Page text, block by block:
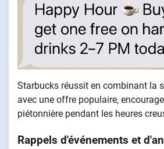
Starbucks réussit en combinant la
avec une offre populaire,
piétonnière pendant les heures
Rappels d'événements et